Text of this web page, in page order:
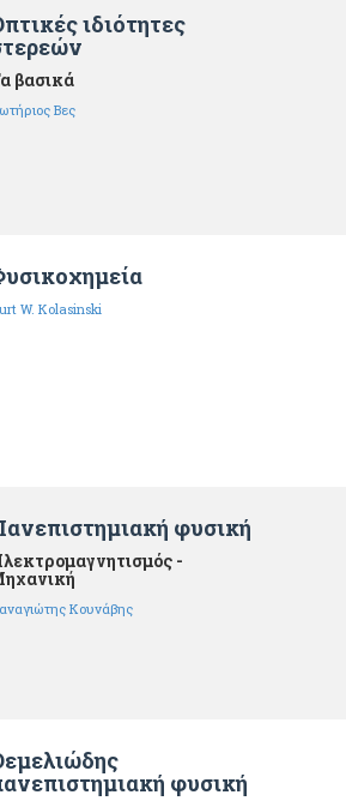
ιδιότητες
βασικά
Βες
W. Kolasinski
φυσική
-
Κουνάβης
φυσική